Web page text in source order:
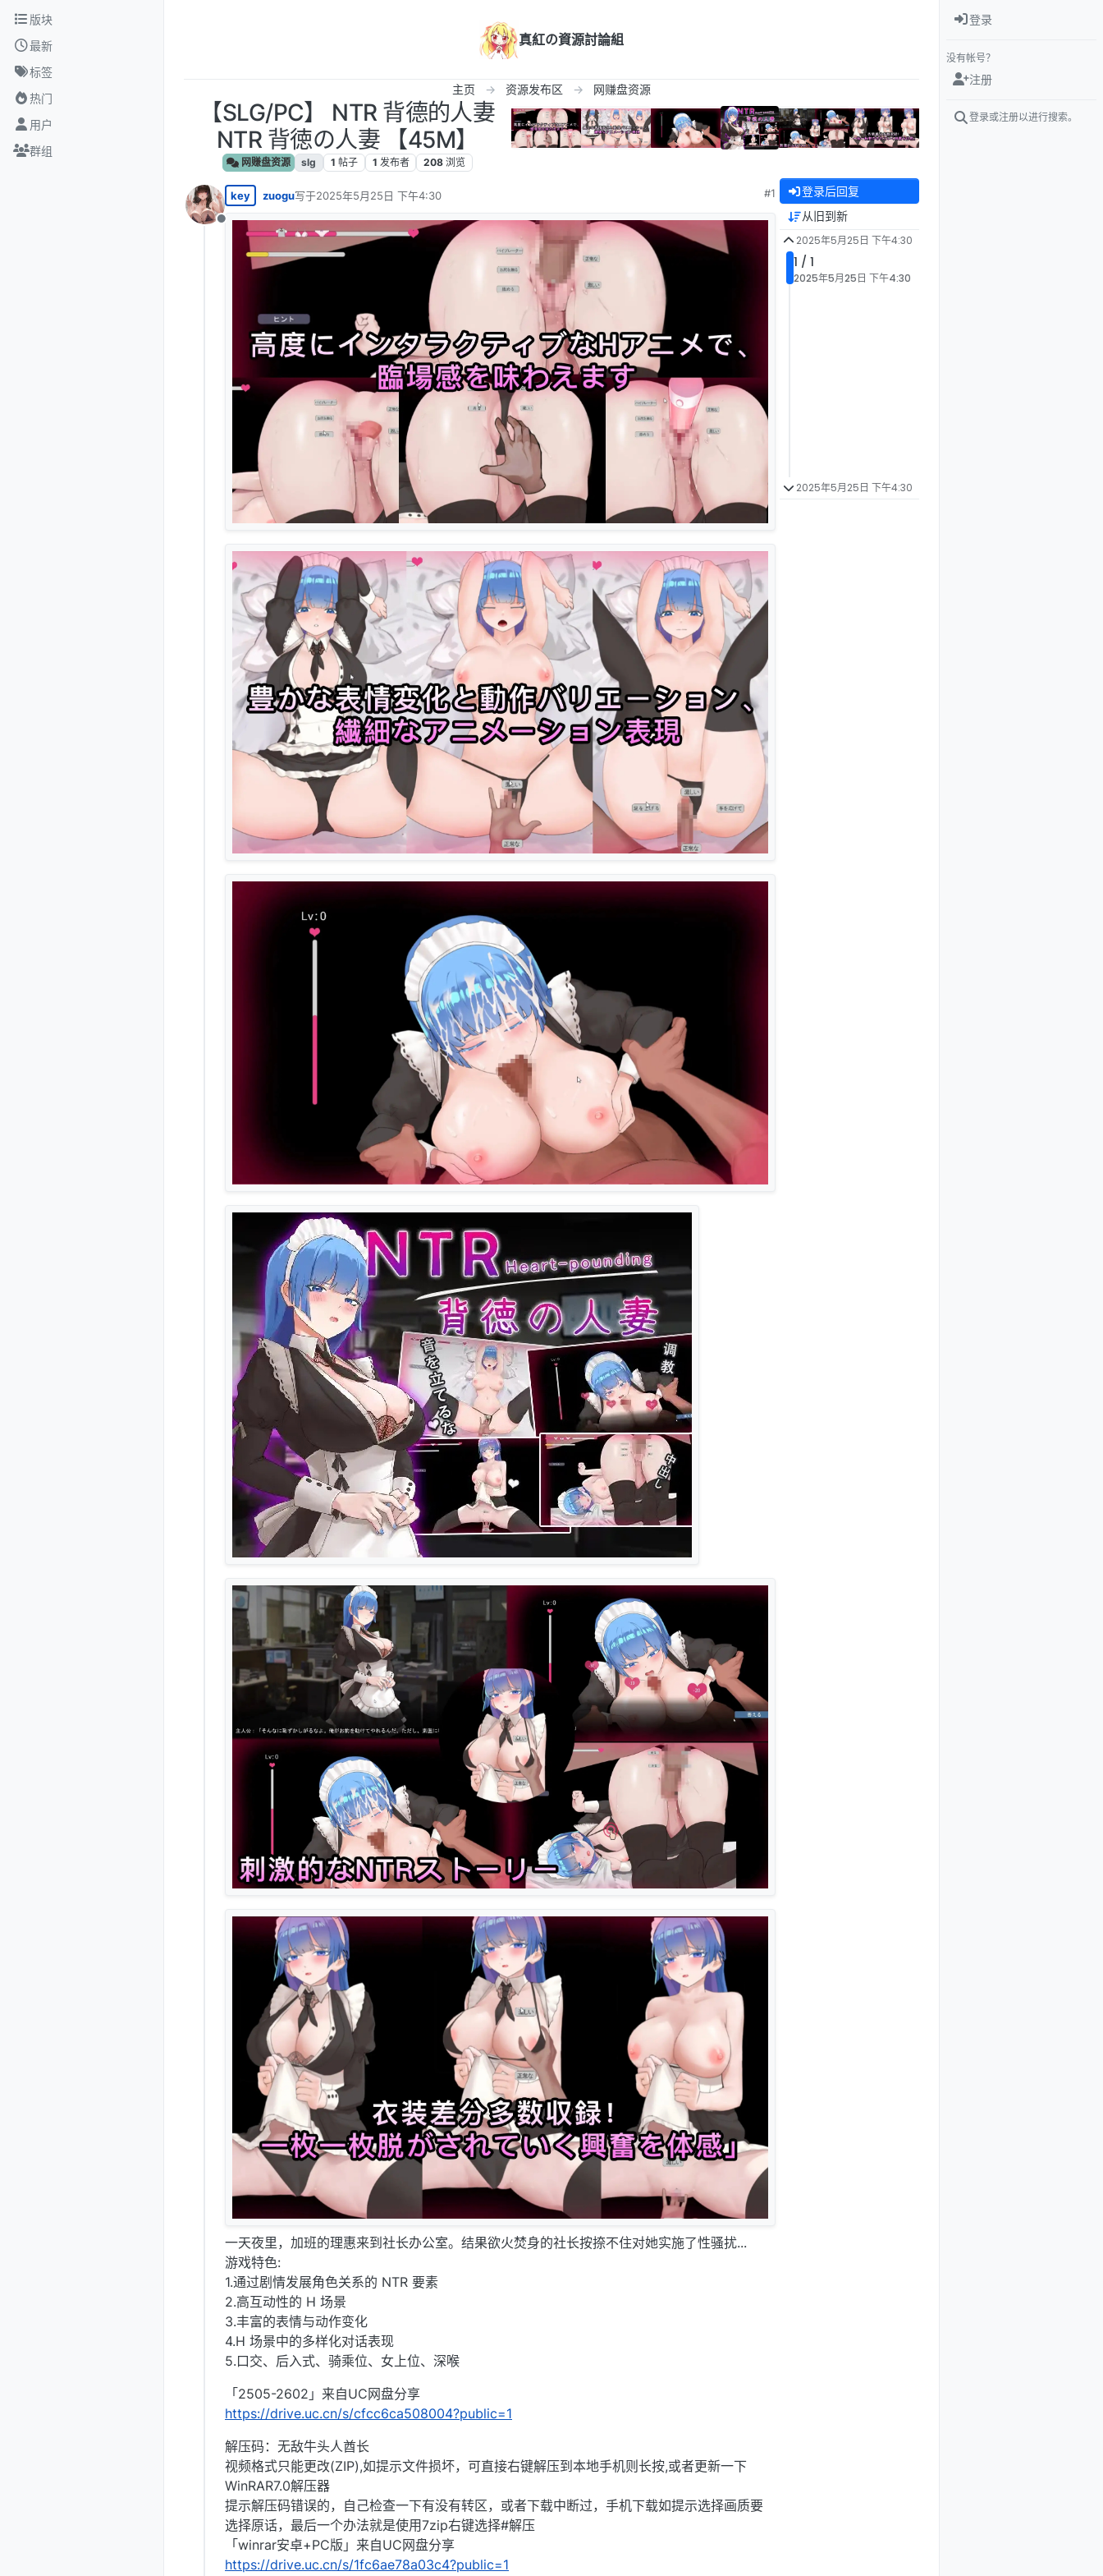
跳转至内容
版块
最新
标签
热门
用户
群组
真紅の資源討論組
主页 资源发布区 网赚盘资源
【SLG/PC】 NTR 背德的人妻
NTR 背徳の人妻 【45M】
网赚盘资源 slg 1 帖子 1 发布者 208 浏览
离线
key zuogu写于2025年5月25日 下午4:30
最后由 编辑
#1
一天夜里，加班的理惠来到社长办公室。结果欲火焚身的社长按捺不住对她实施了性骚扰...
游戏特色:
1.通过剧情发展角色关系的 NTR 要素
2.高互动性的 H 场景
3.丰富的表情与动作变化
4.H 场景中的多样化对话表现
5.口交、后入式、骑乘位、女上位、深喉
「2505-2602」来自UC网盘分享
https://drive.uc.cn/s/cfcc6ca508004?public=1
解压码：无敌牛头人酋长
视频格式只能更改(ZIP),如提示文件损坏，可直接右键解压到本地手机则长按,或者更新一下
WinRAR7.0解压器
提示解压码错误的，自己检查一下有没有转区，或者下载中断过，手机下载如提示选择画质要
选择原话，最后一个办法就是使用7zip右键选择#解压
「winrar安卓+PC版」来自UC网盘分享
https://drive.uc.cn/s/1fc6ae78a03c4?public=1
登录后回复
从旧到新
2025年5月25日 下午4:30
1 / 1
2025年5月25日 下午4:30
2025年5月25日 下午4:30
登录
没有帐号？
注册
登录或注册以进行搜索。